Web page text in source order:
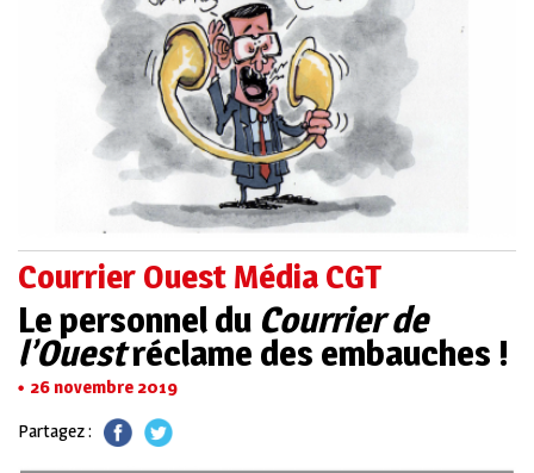
Courrier Ouest Média CGT
Le personnel du Courrier de
l’Ouestréclame des embauches !
26 novembre 2019
Partagez :